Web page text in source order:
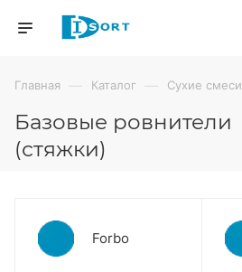
Главная — Каталог — Сухие смеси
Базовые ровнители
(стяжки)
Forbo